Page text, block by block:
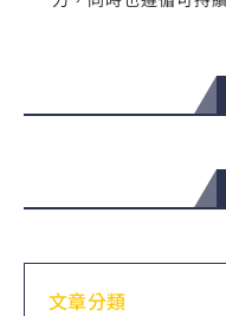
文章分類